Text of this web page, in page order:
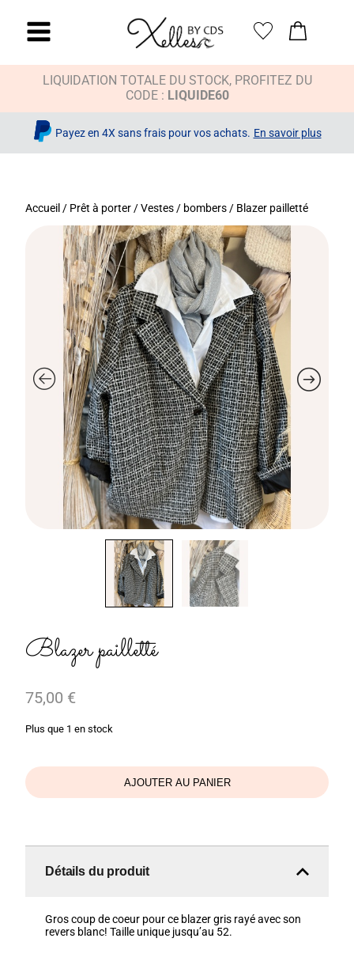
LIQUIDATION TOTALE DU STOCK, PROFITEZ DU
CODE : LIQUIDE60
Payez en 4X sans frais pour vos achats. En savoir plus
Accueil / Prêt à porter /Vestes / bombers / Blazer pailletté
Blazer pailletté
75,00 €
Plus que 1 en stock
AJOUTER AU PANIER
Détails du produit
Gros coup de coeur pour ce blazer gris rayé avec son
revers blanc! Taille unique jusqu’au 52.